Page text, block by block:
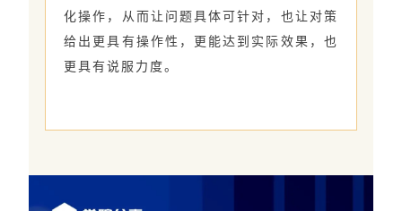
化操作，从而让问题具体可针对，也让对策
给出更具有操作性，更能达到实际效果，也
更具有说服力度。